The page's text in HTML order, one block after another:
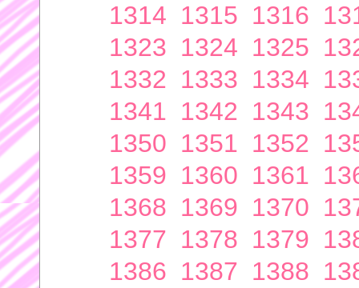
1314 1315 1316
1323 1324 1325
1332 1333 1334
1341 1342 1343
1350 1351 1352
1359 1360 1361
1368 1369 1370
1377 1378 1379
1386 1387 1388